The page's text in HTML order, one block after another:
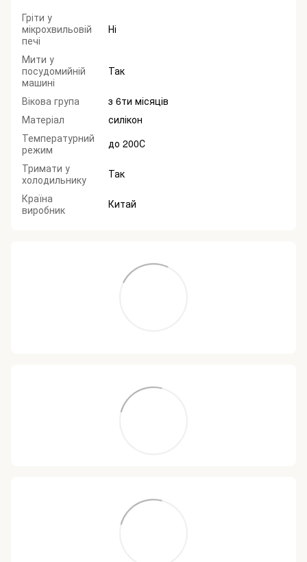
Гріти у
мікрохвильовій
печі
Ні
Мити у
посудомийній
машині
Так
Вікова група
з 6ти місяців
Матеріал
силікон
Температурний
режим
до 200С
Тримати у
холодильнику
Так
Країна
виробник
Китай